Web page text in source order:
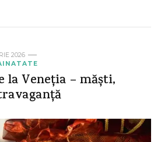
2026
la Veneția – măști,